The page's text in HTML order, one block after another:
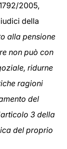
2005,
della
alla pensione
non può con
ridurne
ragioni
del
3 della
del proprio